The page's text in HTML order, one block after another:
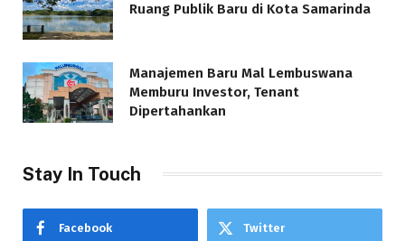
Ruang Publik Baru di Kota Samarinda
Manajemen Baru Mal Lembuswana
Memburu Investor, Tenant
Dipertahankan
Stay In Touch
Facebook Twitter